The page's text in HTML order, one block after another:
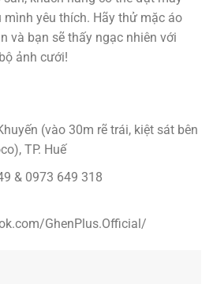
yêu thích. Hãy thử mặc áo
và bạn sẽ thấy ngạc nhiên với
ảnh cưới!
(vào 30m rẽ trái, kiệt sát bên
TP. Huế
& 0973 649 318
GhenPlus.Official/